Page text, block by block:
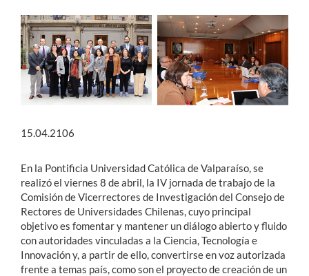
15.04.2106
En la Pontificia Universidad Católica de Valparaíso, se
realizó el viernes 8 de abril, la IV jornada de trabajo de la
Comisión de Vicerrectores de Investigación del Consejo de
Rectores de Universidades Chilenas, cuyo principal
objetivo es fomentar y mantener un diálogo abierto y fluido
con autoridades vinculadas a la Ciencia, Tecnología e
Innovación y, a partir de ello, convertirse en voz autorizada
frente a temas país, como son el proyecto de creación de un